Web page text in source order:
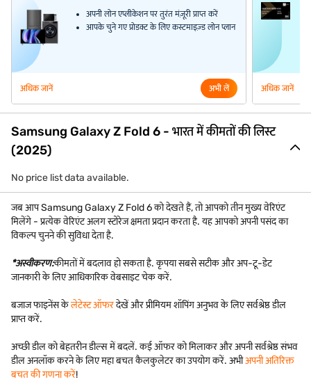
अपनी लोन एप्लीकेशन पर तुरंत मंज़ूरी प्राप्त करें
आपके चुने गए प्रोडक्ट के लिए कस्टमाइज़्ड लोन प्लान
अधिक जानें अभी लें अधिक जानें
Samsung Galaxy Z Fold 6 - भारत में कीमतों की लिस्ट
(2025)
No price list data available.
जब आप Samsung Galaxy Z Fold 6 को देखते हैं, तो आपको तीन मुख्य वेरिएंट
मिलेंगे - प्रत्येक वेरिएंट अलग स्टोरेज क्षमता प्रदान करता है. यह आपको अपनी पसंद का
विकल्प चुनने की सुविधा देता है.
*अस्वीकरण:कीमतों में बदलाव हो सकता है. कृपया सबसे सटीक और अप-टू-डेट
जानकारी के लिए आधिकारिक वेबसाइट चेक करें.
बजाज फाइनेंस केलेटेस्ट ऑफरदेखें और प्रीमियम शॉपिंग अनुभव के लिए सर्वश्रेष्ठ डील
प्राप्त करें.
अच्छी डील को बेहतरीन डील्स में बदलें. कई ऑफर को मिलाकर और अपनी सर्वश्रेष्ठ संभव
डील अनलॉक करने के लिए महा बचत कैलकुलेटर का उपयोग करें. अभीअपनी अतिरिक्त
बचत की गणना करें!